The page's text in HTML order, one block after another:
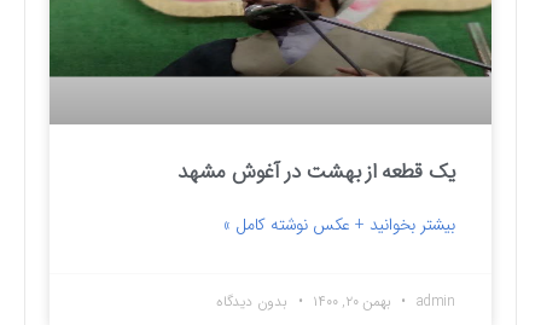
یک قطعه از بهشت در آغوش مشهد
بیشتر بخوانید + عکس نوشته کامل »
admin بهمن ۲۰, ۱۴۰۰ بدون دیدگاه